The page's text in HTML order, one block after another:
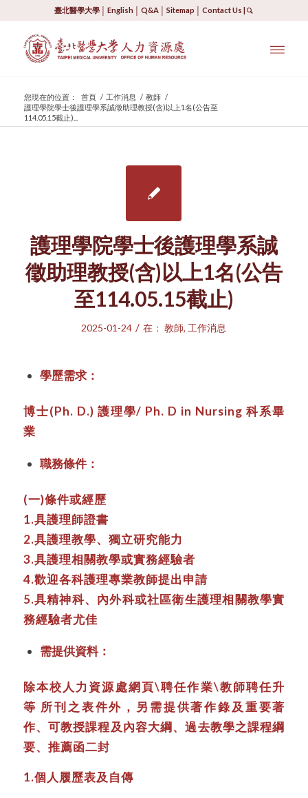
臺北醫學大學 │English │Q&A │Sitemap │Contact Us |
您現在的位置： 首頁 / 工作消息 / 教師 /
護理學院學士後護理學系誠徵助理教授(含)以上1名(公告至
114.05.15截止)...
護理學院學士後護理學系誠
徵助理教授(含)以上1名(公告
至114.05.15截止)
2025-01-24 / 在：教師, 工作消息
學歷需求：
博士(Ph. D.) 護理學/ Ph. D in Nursing 科系畢
業
職務條件：
(一)條件或經歷
1.具護理師證書
2.具護理教學、獨立研究能力
3.具護理相關教學或實務經驗者
4.歡迎各科護理專業教師提出申請
5.具精神科、內外科或社區衛生護理相關教學實
務經驗者尤佳
需提供資料：
除本校人力資源處網頁\聘任作業\教師聘任升
等 所刊之表件外，另需提供著作錄及重要著
作、可教授課程及內容大綱、過去教學之課程綱
要、推薦函二封
1.個人履歷表及自傳